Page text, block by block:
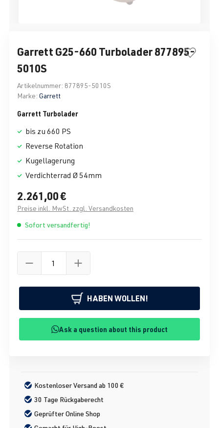
Garrett G25-660 Turbolader 877895-
5010S
Artikelnummer: 877895-5010S
Marke: Garrett
Garrett Turbolader
bis zu 660 PS
Reverse Rotation
Kugellagerung
Verdichterrad Ø 54mm
2.261,00 €
Preise inkl. MwSt. zzgl. Versandkosten
Sofort versandfertig!
HABEN WOLLEN!
Ask a question about this product
Kostenloser Versand ab 100 €
30 Tage Rückgaberecht
Geprüfter Online Shop